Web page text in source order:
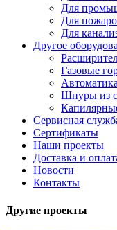
Для
Для
Для
Другое
Газовые
Шнуры из
Сервисная
Сертификаты
Наши проекты
Доставка и
Новости
Контакты
Другие проекты